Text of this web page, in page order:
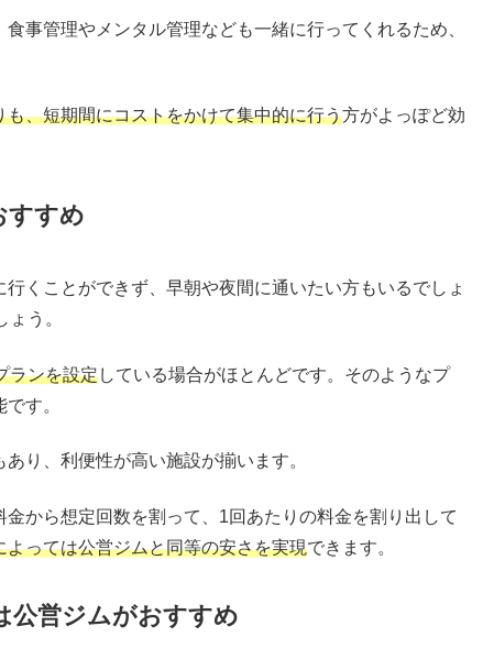
事管理やメンタル管理なども一緒に行ってくれるため、
、短期間にコストをかけて集中的に行う方がよっぽど効
すすめ
くことができず、早朝や夜間に通いたい方もいるでしょ
う。
ランを設定している場合がほとんどです。そのようなプ
す。
り、利便性が高い施設が揃います。
から想定回数を割って、1回あたりの料金を割り出して
よっては公営ジムと同等の安さを実現できます。
公営ジムがおすすめ